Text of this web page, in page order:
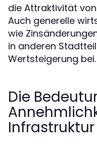
die Attraktivität
Auch generelle
wie
in anderen
Wertsteigerung bei.
Die
Infrastruktur